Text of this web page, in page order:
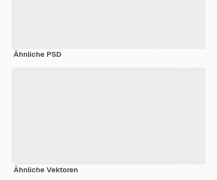
Ähnliche PSD
Ähnliche Vektoren